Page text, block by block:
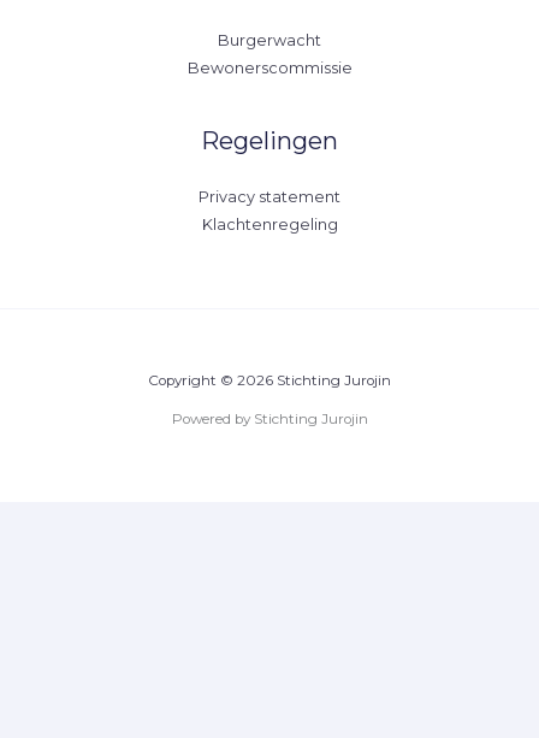
Burgerwacht
Bewonerscommissie
Regelingen
Privacy statement
Klachtenregeling
Copyright © 2026 Stichting Jurojin
Powered by Stichting Jurojin